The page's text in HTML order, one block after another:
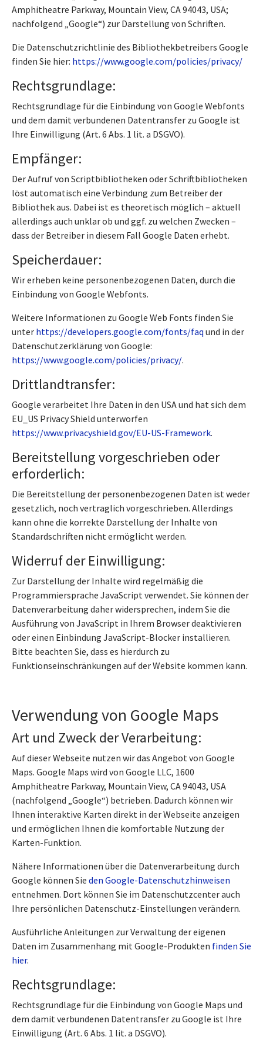
Amphitheatre Parkway, Mountain View, CA 94043, USA;
nachfolgend „Google“) zur Darstellung von Schriften.
Die Datenschutzrichtlinie des Bibliothekbetreibers Google
finden Sie hier: https://www.google.com/policies/privacy/
Rechtsgrundlage:
Rechtsgrundlage für die Einbindung von Google Webfonts
und dem damit verbundenen Datentransfer zu Google ist
Ihre Einwilligung (Art. 6 Abs. 1 lit. a DSGVO).
Empfänger:
Der Aufruf von Scriptbibliotheken oder Schriftbibliotheken
löst automatisch eine Verbindung zum Betreiber der
Bibliothek aus. Dabei ist es theoretisch möglich – aktuell
allerdings auch unklar ob und ggf. zu welchen Zwecken –
dass der Betreiber in diesem Fall Google Daten erhebt.
Speicherdauer:
Wir erheben keine personenbezogenen Daten, durch die
Einbindung von Google Webfonts.
Weitere Informationen zu Google Web Fonts finden Sie
unter https://developers.google.com/fonts/faq und in der
Datenschutzerklärung von Google:
https://www.google.com/policies/privacy/.
Drittlandtransfer:
Google verarbeitet Ihre Daten in den USA und hat sich dem
EU_US Privacy Shield unterworfen
https://www.privacyshield.gov/EU-US-Framework.
Bereitstellung vorgeschrieben oder
erforderlich:
Die Bereitstellung der personenbezogenen Daten ist weder
gesetzlich, noch vertraglich vorgeschrieben. Allerdings
kann ohne die korrekte Darstellung der Inhalte von
Standardschriften nicht ermöglicht werden.
Widerruf der Einwilligung:
Zur Darstellung der Inhalte wird regelmäßig die
Programmiersprache JavaScript verwendet. Sie können der
Datenverarbeitung daher widersprechen, indem Sie die
Ausführung von JavaScript in Ihrem Browser deaktivieren
oder einen Einbindung JavaScript-Blocker installieren.
Bitte beachten Sie, dass es hierdurch zu
Funktionseinschränkungen auf der Website kommen kann.
Verwendung von Google Maps
Art und Zweck der Verarbeitung:
Auf dieser Webseite nutzen wir das Angebot von Google
Maps. Google Maps wird von Google LLC, 1600
Amphitheatre Parkway, Mountain View, CA 94043, USA
(nachfolgend „Google“) betrieben. Dadurch können wir
Ihnen interaktive Karten direkt in der Webseite anzeigen
und ermöglichen Ihnen die komfortable Nutzung der
Karten-Funktion.
Nähere Informationen über die Datenverarbeitung durch
Google können Sie den Google-Datenschutzhinweisen
entnehmen. Dort können Sie im Datenschutzcenter auch
Ihre persönlichen Datenschutz-Einstellungen verändern.
Ausführliche Anleitungen zur Verwaltung der eigenen
Daten im Zusammenhang mit Google-Produkten finden Sie
hier.
Rechtsgrundlage:
Rechtsgrundlage für die Einbindung von Google Maps und
dem damit verbundenen Datentransfer zu Google ist Ihre
Einwilligung (Art. 6 Abs. 1 lit. a DSGVO).